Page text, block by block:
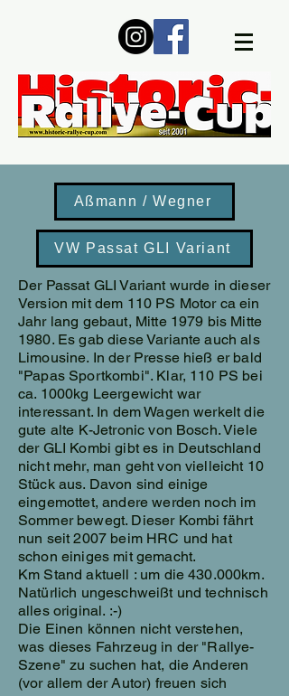
Aßmann / Wegner
VW Passat GLI Variant
Der Passat GLI Variant wurde in dieser
Version mit dem 110 PS Motor ca ein
Jahr lang gebaut, Mitte 1979 bis Mitte
1980. Es gab diese Variante auch als
Limousine. In der Presse hieß er bald
"Papas Sportkombi". Klar, 110 PS bei
ca. 1000kg Leergewicht war
interessant. In dem Wagen werkelt die
gute alte K-Jetronic von Bosch. Viele
der GLI Kombi gibt es in Deutschland
nicht mehr, man geht von vielleicht 10
Stück aus. Davon sind einige
eingemottet, andere werden noch im
Sommer bewegt. Dieser Kombi fährt
nun seit 2007 beim HRC und hat
schon einiges mit gemacht.
Km Stand aktuell : um die 430.000km.
Natürlich ungeschweißt und technisch
alles original. :-)
Die Einen können nicht verstehen,
was dieses Fahrzeug in der "Rallye-
Szene" zu suchen hat, die Anderen
(vor allem der Autor) freuen sich